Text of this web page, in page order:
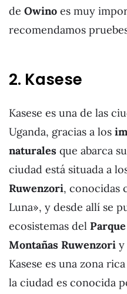
de Owino es muy
recomendamos
2. Kasese
Kasese es una de las
Uganda, gracias a los
naturales que abarca
ciudad está situada a
Ruwenzori, conocidas
Luna», y desde allí se
ecosistemas del
Montañas Ruwenzori y
Kasese es una zona
la ciudad es conocida